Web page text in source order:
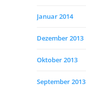
Januar 2014
Dezember 2013
Oktober 2013
September 2013